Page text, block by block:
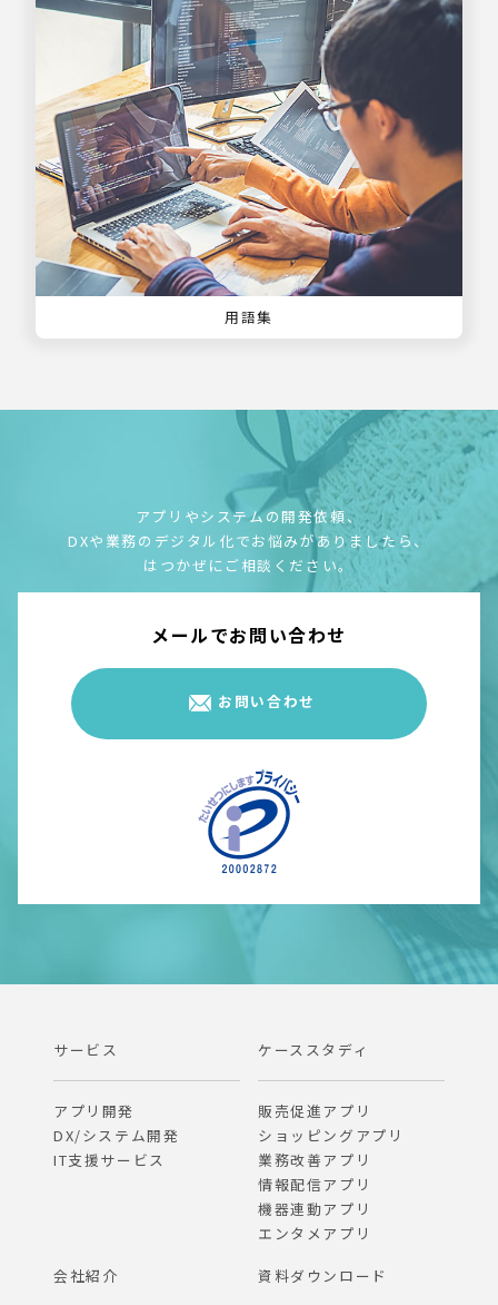
用語集
アプリやシステムの開発依頼、
DXや業務のデジタル化でお悩みがありましたら、
はつかぜにご相談ください。
メールでお問い合わせ
お問い合わせ
サービス
アプリ開発
DX/システム開発
IT支援サービス
ケーススタディ
販売促進アプリ
ショッピングアプリ
業務改善アプリ
情報配信アプリ
機器連動アプリ
エンタメアプリ
会社紹介
資料ダウンロード